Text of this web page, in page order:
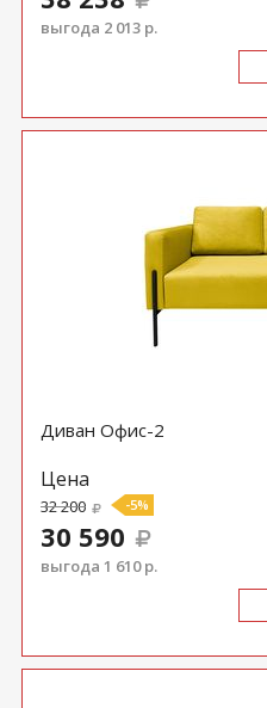
выгода 2 013 р.
Диван Офис-2
Цена
32 200 -5%
30 590
выгода 1 610 р.